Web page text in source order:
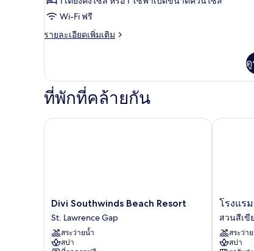
วิว
มหาสมุทร
Wi-Fi ฟรี
รายละเอียดเพิ่มเติม
ราย
เกี่ยว
กับ
ห้อง
เห็น
ดู
ที่พักที่คล้ายกัน
Divi
Southwinds
Beach
Resort
St.
Divi Southwinds Beach Resort
St. Lawrence Gap
สระว่ายน้ำ
สปา
Divi Southwinds Beach Resort
โรง
แรม
เซา
ท์
พอยท์
โรงแร
สวนสีเขี
สระว่า
สปา
โรงแรมเ